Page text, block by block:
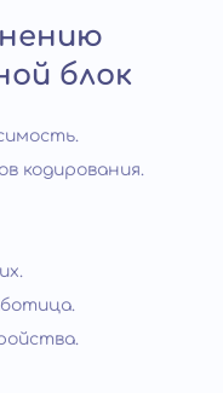
блок
кодирования.